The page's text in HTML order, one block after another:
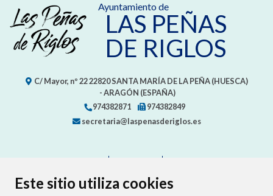
Este sitio utiliza cookies
Ayuntamiento de
LAS PEÑAS
DE RIGLOS
C/ Mayor, nº 2222820SANTA MARÍA DE LA PEÑA (HUESCA)
- ARAGÓN (ESPAÑA)
974382871
974382849
secretaria@laspenasderiglos.es
PROTECCIÓN DE DATOS
POLÍTICA DE COOKIES